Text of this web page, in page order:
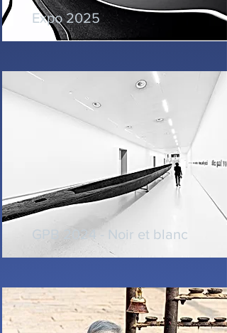
Expo 2025
GPB 2024 - Noir et blanc